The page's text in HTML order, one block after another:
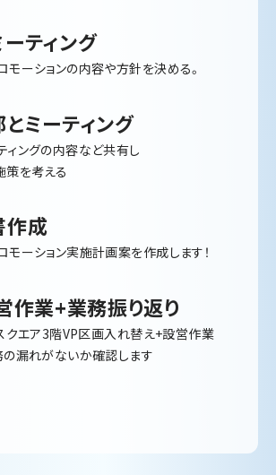
ティング
モーションの内容や方針を決める。
ミーティング
ィングの内容など共有し
策を考える
作成
モーション実施計画案を作成します！
作業+業務振り返り
スクエア3階VP区画入れ替え+設営作業
の漏れがないか確認します